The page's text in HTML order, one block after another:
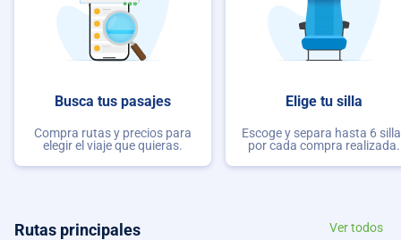
Busca tus pasajes
Compra rutas y precios para
elegir el viaje que quieras.
Elige tu silla
Escoge y separa hasta 6
por cada compra realizada.
Rutas principales Ver todos